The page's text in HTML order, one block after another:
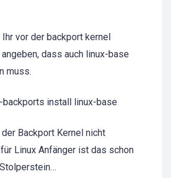
vor der backport kernel
dass auch linux-base
muss.
install linux-base
Backport Kernel nicht
Linux Anfänger ist das schon